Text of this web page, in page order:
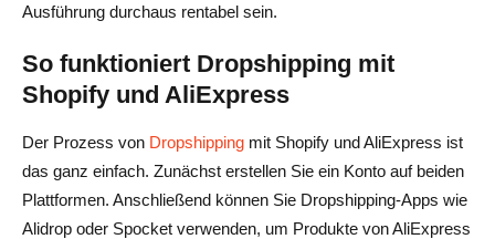
Ausführung durchaus rentabel sein.
So funktioniert Dropshipping mit
Shopify und AliExpress
Der Prozess von Dropshipping mit Shopify und AliExpress ist
das ganz einfach. Zunächst erstellen Sie ein Konto auf beiden
Plattformen. Anschließend können Sie Dropshipping-Apps wie
Alidrop oder Spocket verwenden, um Produkte von AliExpress